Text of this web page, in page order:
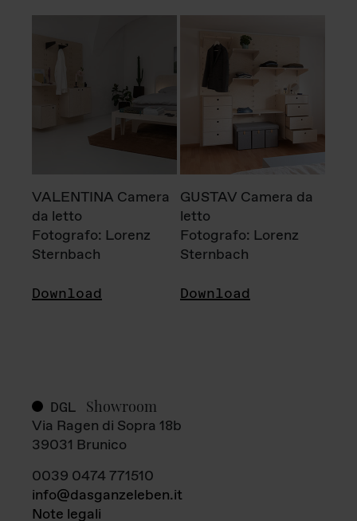
VALENTINA Camera
da letto
Fotografo: Lorenz
Sternbach
Download
GUSTAV Camera da
letto
Fotografo: Lorenz
Sternbach
Download
DGL Showroom
Via Ragen di Sopra 18b
39031 Brunico
0039 0474 771510
info@dasganzeleben.it
Note legali